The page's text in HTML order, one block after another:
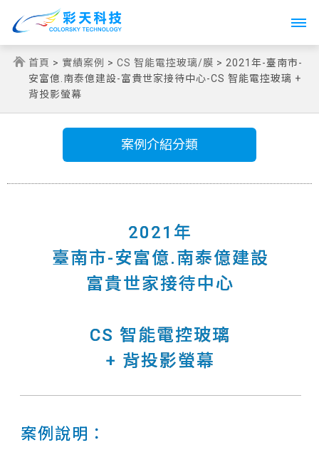
Toggle
首頁 > 實績案例 > CS 智能電控玻璃/膜 > 2021年-臺南市-
安富億.南泰億建設-富貴世家接待中心-CS 智能電控玻璃 +
背投影螢幕
案例介紹分類
2021年
臺南市-安富億.南泰億建設
富貴世家接待中心
CS 智能電控玻璃
+ 背投影螢幕
案例說明：